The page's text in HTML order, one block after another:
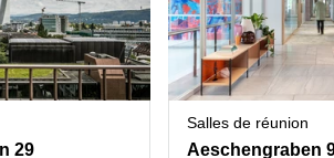
29
Salles de réunion
Aeschengraben